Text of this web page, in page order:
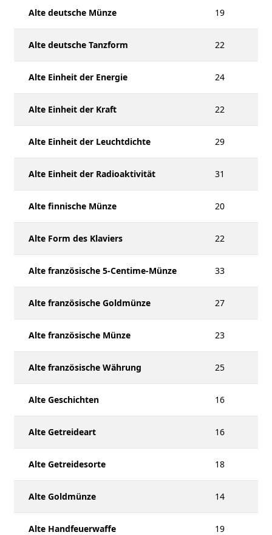
Alte deutsche Münze 19
Alte deutsche Tanzform 22
Alte Einheit der Energie 24
Alte Einheit der Kraft 22
Alte Einheit der Leuchtdichte 29
Alte Einheit der Radioaktivität 31
Alte finnische Münze 20
Alte Form des Klaviers 22
Alte französische 5-Centime-Münze 33
Alte französische Goldmünze 27
Alte französische Münze 23
Alte französische Währung 25
Alte Geschichten 16
Alte Getreideart 16
Alte Getreidesorte 18
Alte Goldmünze 14
Alte Handfeuerwaffe 19